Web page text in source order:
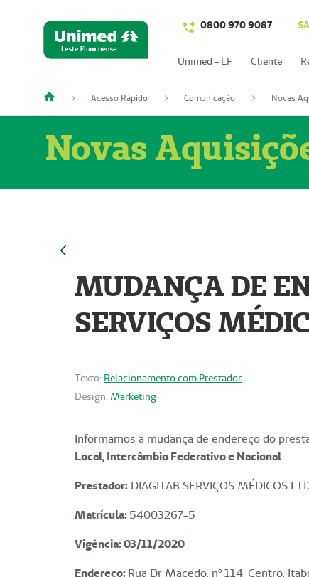
0800 970 9087
Unimed - LF Cliente
Acesso Rápido Comunicação Novas
Novas
MUDANÇA DE
SERVIÇOS
Texto: Relacionamento com Prestador
Design: Marketing
Informamos a mudança de endereço do
Local, Intercâmbio Federativo e Nacional.
Prestador: DIAGITAB SERVIÇOS MÉDICOS
Matrícula:54003267-5
Vigência: 03/11/2020
Endereço:Rua Dr Macedo, nº 114, Centro,